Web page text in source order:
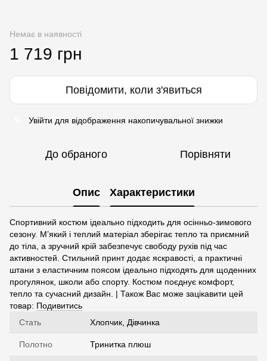
Немає в наявності
1 719 грн
Повідомити, коли з'явиться
Увійти для відображення накопичувальної знижки
До обраного Порівняти
Опис Характеристики
Спортивний костюм ідеально підходить для осінньо-зимового
сезону. М’який і теплий матеріал зберігає тепло та приємний
до тіла, а зручний крій забезпечує свободу рухів під час
активностей. Стильний принт додає яскравості, а практичні
штани з еластичним поясом ідеально підходять для щоденних
прогулянок, школи або спорту. Костюм поєднує комфорт,
тепло та сучасний дизайн. | Також Вас може зацікавити цей
товар: Подивитись
Стать
Хлопчик, Дівчинка
Полотно Тринитка плюш